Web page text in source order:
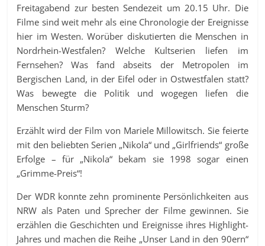
Freitagabend zur besten Sendezeit um 20.15 Uhr. Die
Filme sind weit mehr als eine Chronologie der Ereignisse
hier im Westen. Worüber diskutierten die Menschen in
Nordrhein-Westfalen? Welche Kultserien liefen im
Fernsehen? Was fand abseits der Metropolen im
Bergischen Land, in der Eifel oder in Ostwestfalen statt?
Was bewegte die Politik und wogegen liefen die
Menschen Sturm?
Erzählt wird der Film von Mariele Millowitsch. Sie feierte
mit den beliebten Serien „Nikola“ und „Girlfriends“ große
Erfolge – für „Nikola“ bekam sie 1998 sogar einen
„Grimme-Preis“!
Der WDR konnte zehn prominente Persönlichkeiten aus
NRW als Paten und Sprecher der Filme gewinnen. Sie
erzählen die Geschichten und Ereignisse ihres Highlight-
Jahres und machen die Reihe „Unser Land in den 90ern“